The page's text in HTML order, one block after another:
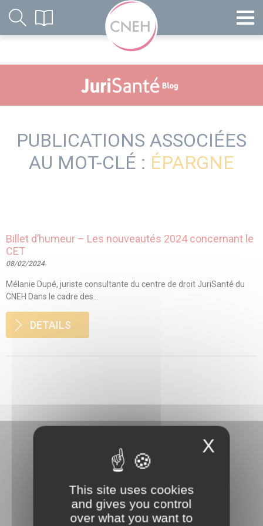
PUBLICATIONS ASSOCIÉES
AU MOT-CLÉ : ÉPARGNE
Billet d’humeur – Les nouveautés 2024 concernant le
CET
08/02/2024
Mélanie Dupé, juriste consultante du centre de droit JuriSanté du
CNEH Dans le cadre des...
DETAILS
3 rue Danton
92240 Malakoff
X
This site uses cookies
and gives you control
over what you want to